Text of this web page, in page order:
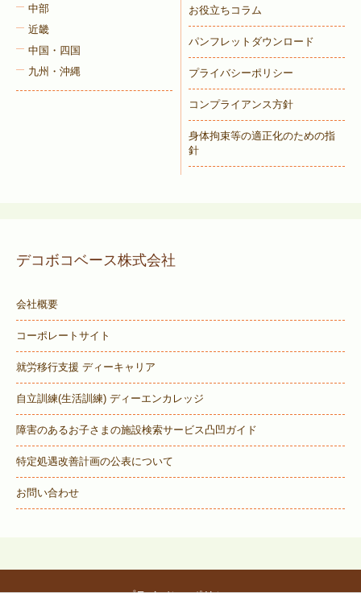
中部
近畿
中国・四国
九州・沖縄
お役立ちコラム
パンフレットダウンロード
プライバシーポリシー
コンプライアンス方針
身体拘束等の適正化のための指
針
デコボコベース株式会社
会社概要
コーポレートサイト
就労移行支援 ディーキャリア
自立訓練(生活訓練) ディーエンカレッジ
障害のあるお子さまの施設検索サービス凸凹ガイド
特定処遇改善計画の公表について
お問い合わせ